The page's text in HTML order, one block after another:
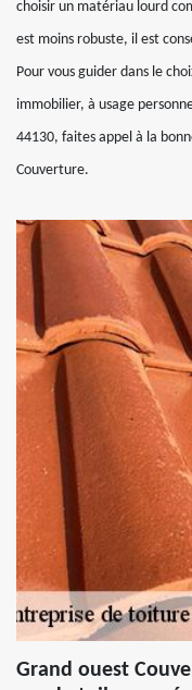
choisir un matériau lourd
est moins robuste, il est
Pour vous guider dans le
immobilier, à usage
44130, faites appel à la
Couverture.
Grand ouest